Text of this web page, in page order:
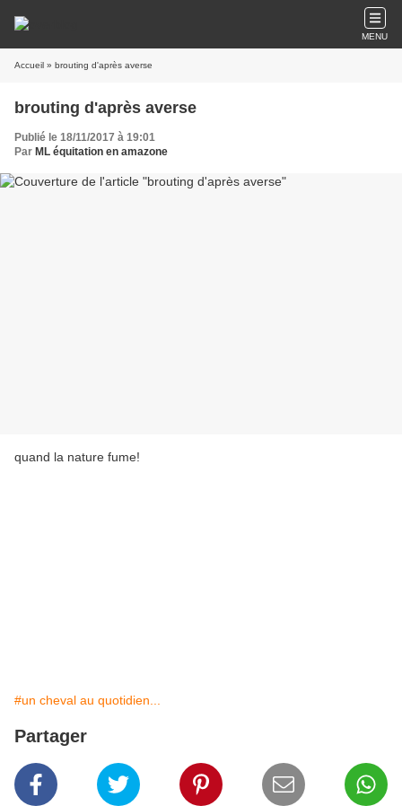
MENU
Accueil » brouting d'après averse
brouting d'après averse
Publié le 18/11/2017 à 19:01
Par ML équitation en amazone
quand la nature fume!
#un cheval au quotidien...
Partager